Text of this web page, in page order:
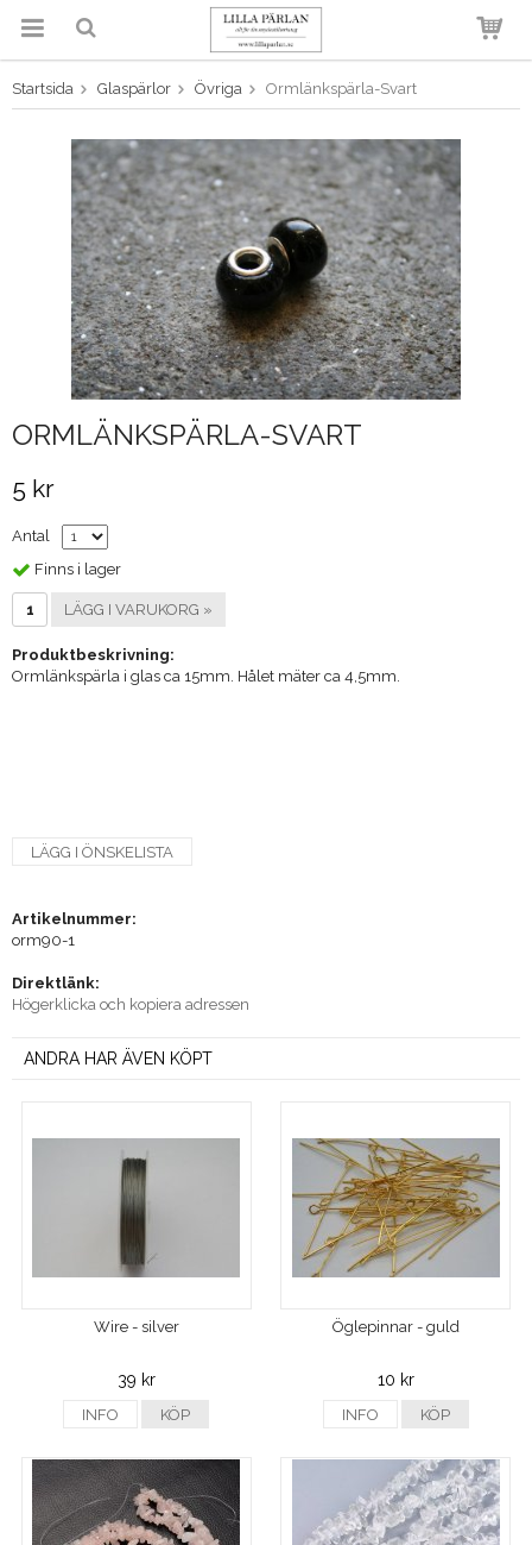
Produkten har blivit tillagd i
varukorgen
Startsida Glaspärlor Övriga Ormlänkspärla-Svart
ORMLÄNKSPÄRLA-SVART
5 kr
Antal
Finns i lager
LÄGG I VARUKORG »
Produktbeskrivning:
Ormlänkspärla i glas ca 15mm. Hålet mäter ca 4,5mm.
LÄGG I ÖNSKELISTA
Artikelnummer:
orm90-1
Direktlänk:
Högerklicka och kopiera adressen
ANDRA HAR ÄVEN KÖPT
Wire - silver
39 kr
INFO KÖP
Öglepinnar - guld
10 kr
INFO KÖP